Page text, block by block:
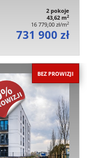
2 pokoje
43,62 m2
16 779,00 zł/m2
731 900 zł
BEZ PROWIZJI